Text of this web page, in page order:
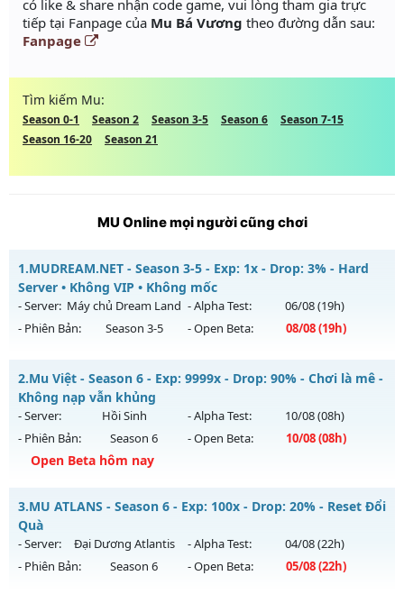
có like & share nhận code game, vui lòng tham gia trực
tiếp tại Fanpage của Mu Bá Vương theo đường dẫn sau:
Fanpage
Tìm kiếm Mu:
Season 0-1 Season 2 Season 3-5 Season 6
Season 7-15
Season 16-20
Season 21
MU Online mọi người cũng chơi
1.MUDREAM.NET - Season 3-5 - Exp: 1x - Drop: 3% - Hard
Server • Không VIP • Không mốc
- Server: Máy chủ Dream Land - Alpha Test: 06/08(19h)
- Phiên Bản:
Season 3-5 - Open Beta: 08/08(19h)
MUDREAM.NET - Hard Server • Không VIP • Không mốc
Mu mới ra tháng 08 2026 - Mở máy chủ
Landvào 19h ngày 08/08/2626
Exp: 1x - Drop: 3%
Kiểu reset: Non Reset
Antihack: Chống Hack/ Dupe 100%
2.Mu Việt - Season 6 - Exp: 9999x - Drop: 90% - Chơi là mê -
Không nạp vẫn khủng
- Server: Hồi Sinh - Alpha Test: 10/08(08h)
- Phiên Bản:
Season 6 - Open Beta: 10/08(08h)
Open Beta hôm nay
Mu mới ra tháng 08 2026 - Mở máy chủ
ngày 10/08/2626
Exp: 9999x - Drop: 90%
3.MU ATLANS - Season 6 - Exp: 100x - Drop: 20% - Reset Đổi
Quà
- Server: Đại Dương Atlantis - Alpha Test: 04/08(22h)
- Phiên Bản:
Season 6 - Open Beta: 05/08(22h)